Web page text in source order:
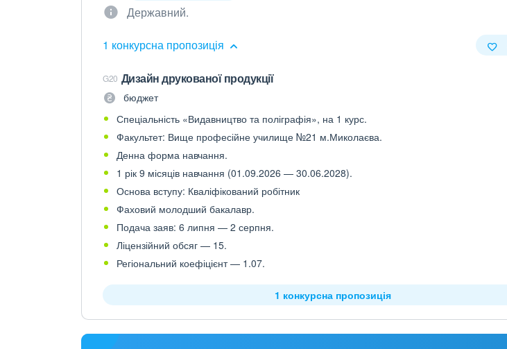
Державний.
1 конкурсна пропозиція
G20 Дизайн друкованої продукції
бюджет
Спеціальність «Видавництво та поліграфія», на 1 курс.
Факультет: Вище професійне училище №21 м.Миколаєва.
Денна форма навчання.
1 рік 9 місяців навчання (01.09.2026 — 30.06.2028).
Основа вступу: Кваліфікований робітник
Фаховий молодший бакалавр.
Подача заяв: 6 липня — 2 серпня.
Ліцензійний обсяг — 15.
Регіональний коефіцієнт — 1.07.
1 конкурсна пропозиція